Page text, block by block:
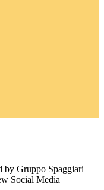
by Gruppo Spaggiari
Social Media